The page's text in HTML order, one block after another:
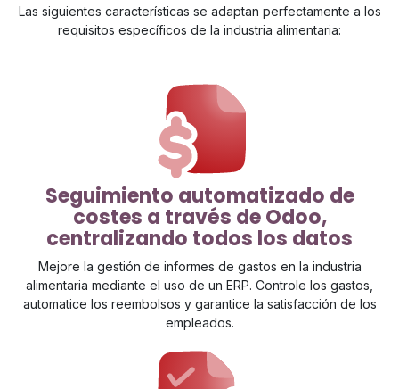
Las siguientes características se adaptan perfectamente a los
requisitos específicos de la industria alimentaria:
Seguimiento automatizado de
costes a través de Odoo,
centralizando todos los datos
Mejore la gestión de informes de gastos en la industria
alimentaria mediante el uso de un ERP. Controle los gastos,
automatice los reembolsos y garantice la satisfacción de los
empleados.